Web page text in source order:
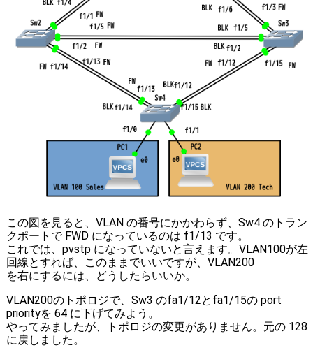
この図を見ると、VLAN の番号にかかわらず、Sw4 のトラン
クポートで FWD になっているのは f1/13 です。
これでは、pvstp になっていないと言えます。VLAN100が左
回線とすれば、このままでいいですが、VLAN200
を右にするには、どうしたらいいか。
VLAN200のトポロジで、Sw3 のfa1/12とfa1/15の port
priorityを 64 に下げてみよう。
やってみましたが、トポロジの変更がありません。元の 128
に戻しました。